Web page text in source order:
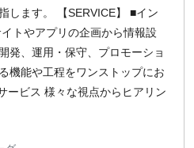
します。 【SERVICE】 ■イン
トやアプリの企画から情報設
発、運用・保守、プロモーショ
機能や工程をワンストップにお
ービス 様々な視点からヒアリン